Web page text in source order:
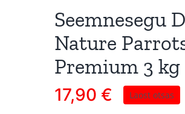
Seemnesegu
Nature
Premium 3 kg
17,90 € Laost otsas